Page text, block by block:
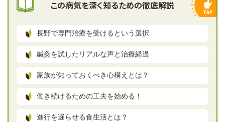
この病気を深く知るための徹底解説
長野で専門治療を受けるという選択
鍼灸を試したリアルな声と治療経過
家族が知っておくべき心構えとは？
働き続けるための工夫を始める！
進行を遅らせる食生活とは？